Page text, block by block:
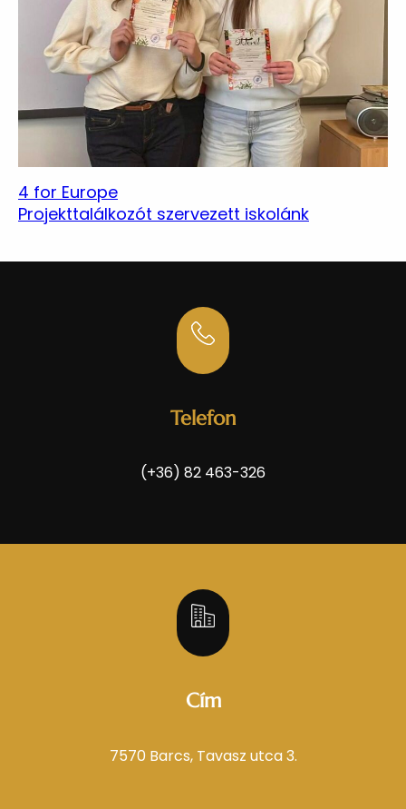
4 for Europe
Projekttalálkozót szervezett iskolánk
Telefon
(+36) 82 463-326
Cím
7570 Barcs, Tavasz utca 3.